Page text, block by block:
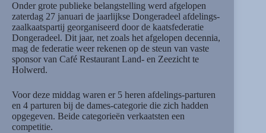
Onder grote publieke belangstelling werd afgelopen
zaterdag 27 januari de jaarlijkse Dongeradeel afdelings-
zaalkaatspartij georganiseerd door de kaatsfederatie
Dongeradeel. Dit jaar, net zoals het afgelopen decennia,
mag de federatie weer rekenen op de steun van vaste
sponsor van Café Restaurant Land- en Zeezicht te
Holwerd.
Voor deze middag waren er 5 heren afdelings-parturen
en 4 parturen bij de dames-categorie die zich hadden
opgegeven. Beide categorieën verkaatsten een
competitie.